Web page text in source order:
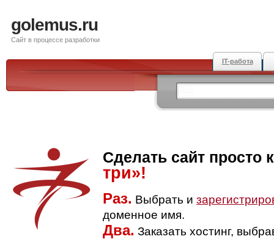
golemus.ru
Сайт в процессе разработки
IT-работа
Сделать сайт просто
три»!
Раз. Выбрать и
доменное имя.
Два. Заказать хостинг,